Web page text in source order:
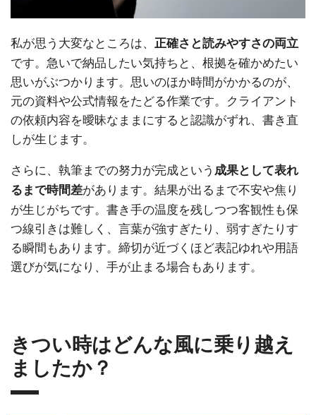
私が思う大変なところは、 正確さと読みやすさの両立
です。急いで納品したい気持ちと、根拠を確かめたい
思いがぶつかります。思いのほか時間がかかるのが、
元の資料や公式情報をたどる作業です。クライアント
の依頼内容を曖昧なままにすると認識がずれ、書き直
しが生じます。
さらに、執筆までの努力が完成という 成果として表れ
るまで時間差があります。結果が出るまで不安や焦り
が生じがちです。書き手の温度を残しつつ客観性も保
つ線引きは難しく、言葉が強すぎたり、弱すぎたりす
る瞬間もあります。締切が近づくほど表記ゆれや用語
選びが気になり、手が止まる場合もあります。
きつい時はどんな風に乗り越え
ましたか？